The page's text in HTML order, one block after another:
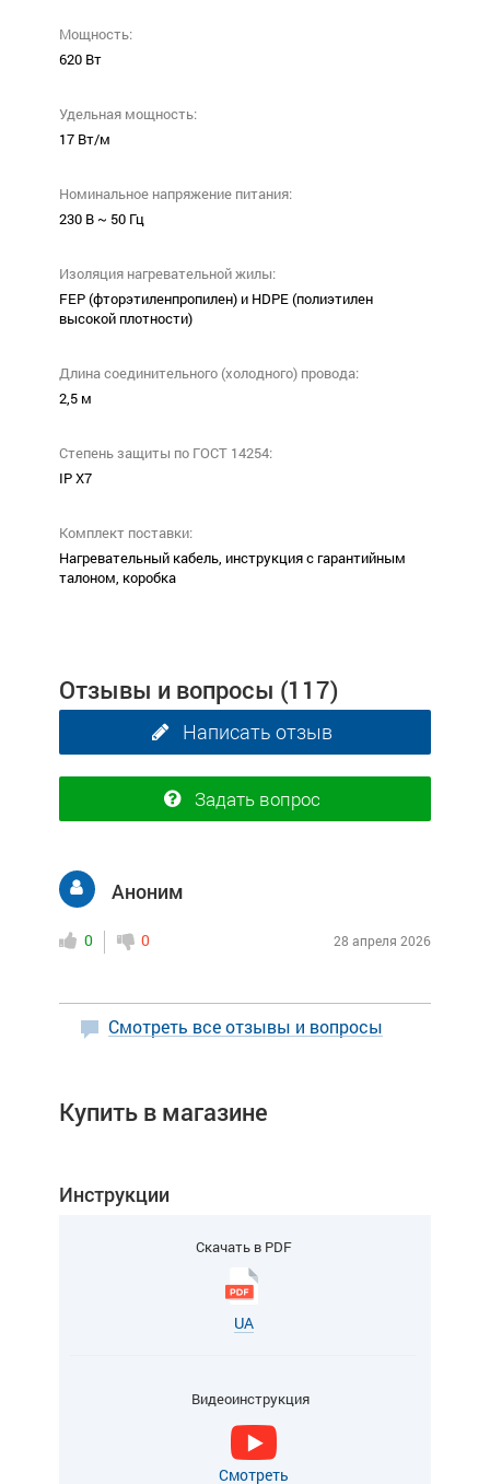
Мощность:
620 Вт
Удельная мощность:
17 Вт/м
Номинальное напряжение питания:
230 В ~ 50 Гц
Изоляция нагревательной жилы:
FEP (фторэтиленпропилен) и HDPE (полиэтилен
высокой плотности)
Длина соединительного (холодного) провода:
2,5 м
Степень защиты по ГОСТ 14254:
IP X7
Комплект поставки:
Нагревательный кабель, инструкция с гарантийным
талоном, коробка
Отзывы и вопросы (117)
Написать отзыв
Задать вопрос
Аноним
0 0 28 апреля 2026
Смотреть все отзывы и вопросы
Купить в магазине
Инструкции
Скачать в PDF
UA
Видеоинструкция
Смотреть